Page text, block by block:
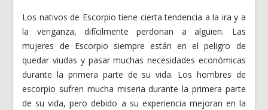
Los nativos de Escorpio tiene cierta tendencia a la ira y a
la venganza, difícilmente perdonan a alguien. Las
mujeres de Escorpio siempre están en el peligro de
quedar viudas y pasar muchas necesidades económicas
durante la primera parte de su vida. Los hombres de
escorpio sufren mucha miseria durante la primera parte
de su vida, pero debido a su experiencia mejoran en la